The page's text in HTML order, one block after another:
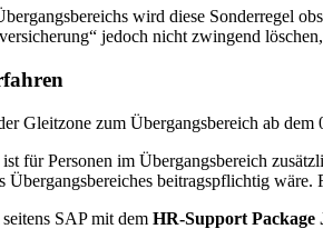
wird diese Sonderregel
jedoch nicht zwingend
Gleitzone zum Übergangsbereich ab dem
für Personen im Übergangsbereich
Übergangsbereiches beitragspflichtig
seitens SAP mit dem HR-Support Package